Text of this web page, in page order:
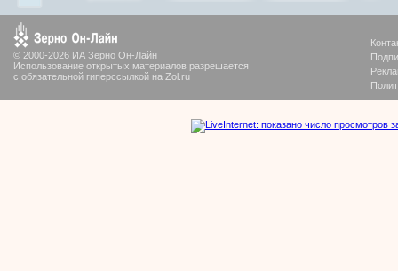
© 2000-2026 ИА Зерно Он-Лайн
Использование открытых материалов разрешается
с обязательной гиперссылкой на Zol.ru